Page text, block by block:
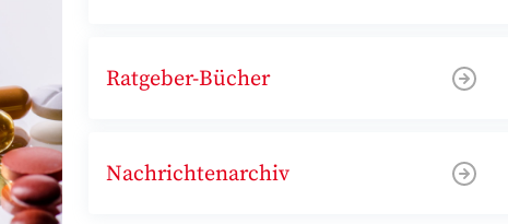
Ratgeber-Bücher
Nachrichtenarchiv